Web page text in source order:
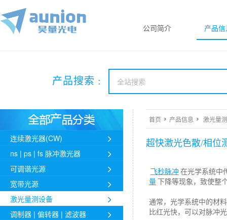
公司简介 产品信
产品搜索 :
连续激光器(CW)
ns | ps | fs 脉冲激光器
可调谐光源
宽带光源
激光量测设备
调制器 | 偏转器 | 滤波器
首页 产品信息 激光量
超快激光色散/相位
飞秒脉冲 在光学系统中
量下降等现象，致使整
通常，光学系统中的材
比红光快，可以对脉冲